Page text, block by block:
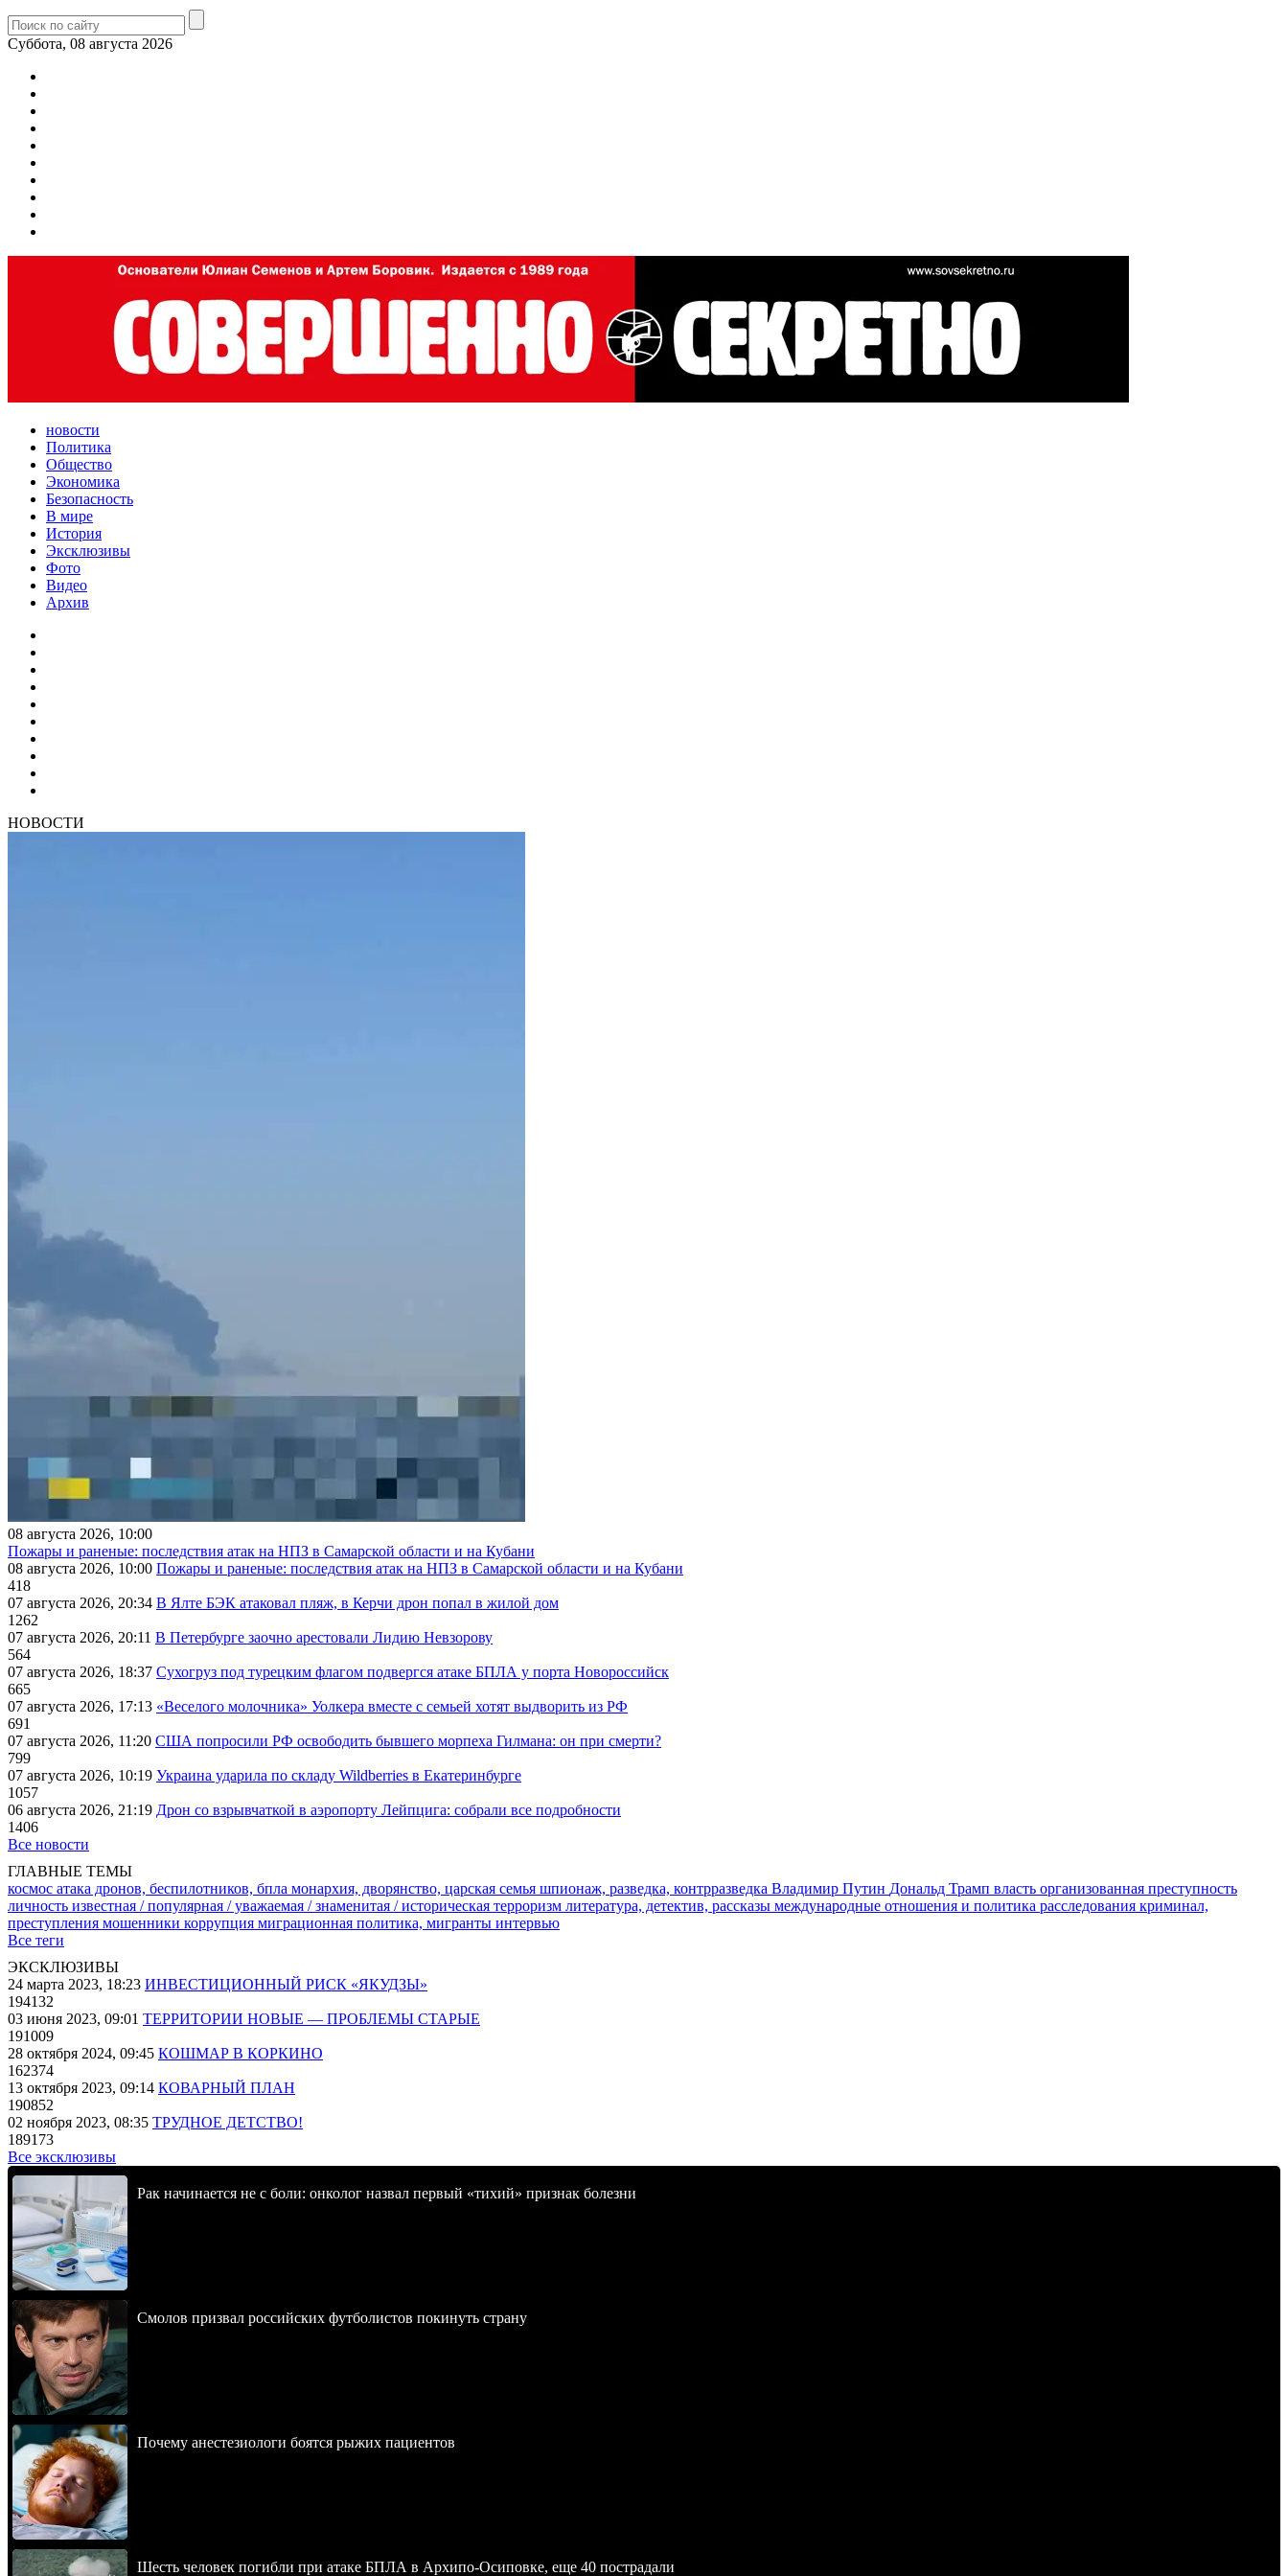
Суббота, 08 августа 2026
новости
Политика
Общество
Экономика
Безопасность
В мире
История
Эксклюзивы
Фото
Видео
Архив
НОВОСТИ
08 августа 2026, 10:00
Пожары и раненые: последствия атак на НПЗ в Самарской области и на Кубани
08 августа 2026, 10:00 Пожары и раненые: последствия атак на НПЗ в Самарской области и на Кубани
418
07 августа 2026, 20:34 В Ялте БЭК атаковал пляж, в Керчи дрон попал в жилой дом
1262
07 августа 2026, 20:11 В Петербурге заочно арестовали Лидию Невзорову
564
07 августа 2026, 18:37 Сухогруз под турецким флагом подвергся атаке БПЛА у порта Новороссийск
665
07 августа 2026, 17:13 «Веселого молочника» Уолкера вместе с семьей хотят выдворить из РФ
691
07 августа 2026, 11:20 США попросили РФ освободить бывшего морпеха Гилмана: он при смерти?
799
07 августа 2026, 10:19 Украина ударила по складу Wildberries в Екатеринбурге
1057
06 августа 2026, 21:19 Дрон со взрывчаткой в аэропорту Лейпцига: собрали все подробности
1406
Все новости
ГЛАВНЫЕ ТЕМЫ
космос атака дронов, беспилотников, бпла монархия, дворянство, царская семья шпионаж, разведка, контрразведка Владимир Путин Дональд Трамп власть организованная преступность
личность известная / популярная / уважаемая / знаменитая / историческая терроризм литература, детектив, рассказы международные отношения и политика расследования криминал,
преступления мошенники коррупция миграционная политика, мигранты интервью
Все теги
ЭКСКЛЮЗИВЫ
24 марта 2023, 18:23 ИНВЕСТИЦИОННЫЙ РИСК «ЯКУДЗЫ»
194132
03 июня 2023, 09:01 ТЕРРИТОРИИ НОВЫЕ — ПРОБЛЕМЫ СТАРЫЕ
191009
28 октября 2024, 09:45 КОШМАР В КОРКИНО
162374
13 октября 2023, 09:14 КОВАРНЫЙ ПЛАН
190852
02 ноября 2023, 08:35 ТРУДНОЕ ДЕТСТВО!
189173
Все эксклюзивы
Рак начинается не с боли: онколог назвал первый «тихий» признак болезни
Смолов призвал российских футболистов покинуть страну
Почему анестезиологи боятся рыжих пациентов
Шесть человек погибли при атаке БПЛА в Архипо-Осиповке, еще 40 пострадали